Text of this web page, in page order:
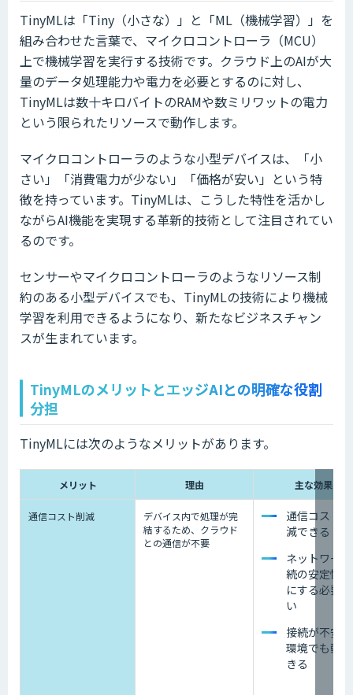
TinyMLは「Tiny（小さな）」と「ML（機械学習）」を
組み合わせた言葉で、マイクロコントローラ（MCU）
上で機械学習を実行する技術です。クラウド上のAIが大
量のデータ処理能力や電力を必要とするのに対し、
TinyMLは数十キロバイトのRAMや数ミリワットの電力
という限られたリソースで動作します。
マイクロコントローラのような小型デバイスは、「小
さい」「消費電力が少ない」「価格が安い」という特
徴を持っています。TinyMLは、こうした特性を活かし
ながらAI機能を実現する革新的技術として注目されてい
るのです。
センサーやマイクロコントローラのようなリソース制
約のある小型デバイスでも、TinyMLの技術により機械
学習を利用できるようになり、新たなビジネスチャン
スが生まれています。
TinyMLのメリットとエッジAIとの明確な役割
分担
TinyMLには次のようなメリットがあります。
メリット 理由 主な効果
通信コスト削減
デバイス内で処理が完
結するため、クラウド
との通信が不要
通信コスト
減できる
ネットワー
続の安定性
にする必要
い
接続が不安
環境でも動
きる